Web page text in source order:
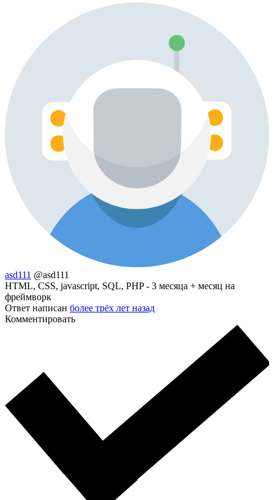
asd111 @asd111
HTML, CSS, javascript, SQL, PHP - 3 месяца + месяц на
фреймворк
Ответ написан более трёх лет назад
Комментировать